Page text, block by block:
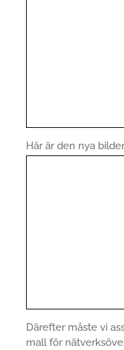
Här är den nya
Därefter måste vi
mall för